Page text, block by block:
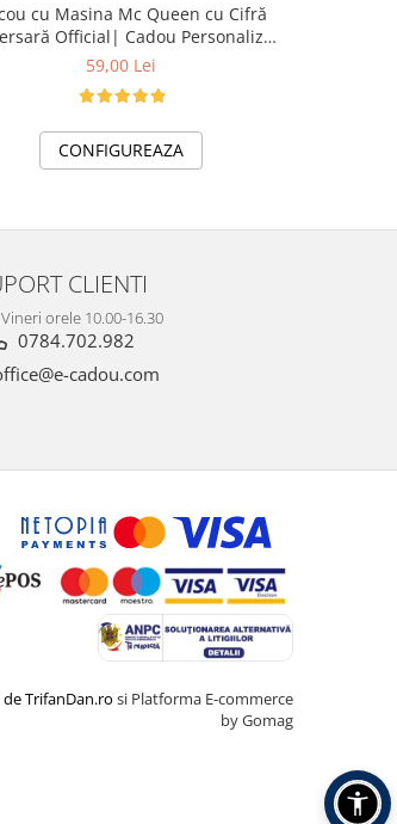
Mc Queen cu Cifră
Official| Cadou Personalizat
e-CADOU
59,00 Lei
CONFIGUREAZA
CLIENTI
orele 10.00-16.30
0784.702.982
cadou.com
TrifanDan.ro si Platforma E-commerce
by Gomag